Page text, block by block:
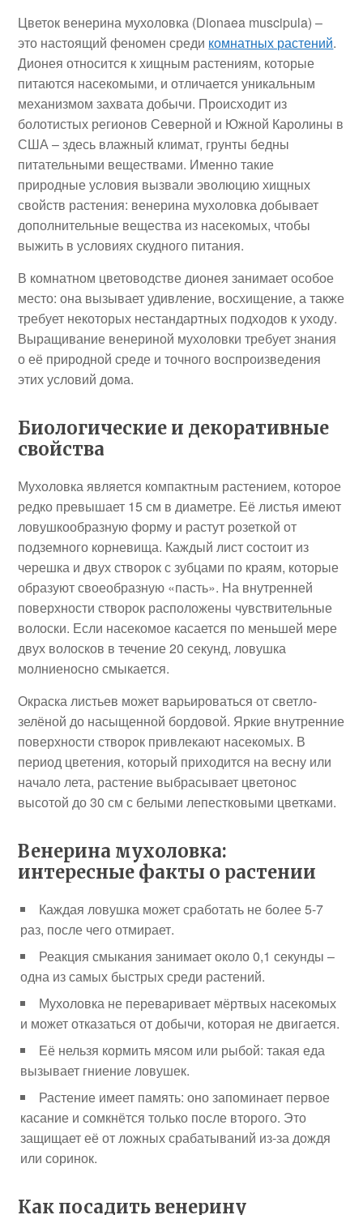
Цветок венерина мухоловка (Dionaea muscipula) –
это настоящий феномен среди комнатных растений.
Дионея относится к хищным растениям, которые
питаются насекомыми, и отличается уникальным
механизмом захвата добычи. Происходит из
болотистых регионов Северной и Южной Каролины в
США – здесь влажный климат, грунты бедны
питательными веществами. Именно такие
природные условия вызвали эволюцию хищных
свойств растения: венерина мухоловка добывает
дополнительные вещества из насекомых, чтобы
выжить в условиях скудного питания.
В комнатном цветоводстве дионея занимает особое
место: она вызывает удивление, восхищение, а также
требует некоторых нестандартных подходов к уходу.
Выращивание венериной мухоловки требует знания
о её природной среде и точного воспроизведения
этих условий дома.
Биологические и декоративные
свойства
Мухоловка является компактным растением, которое
редко превышает 15 см в диаметре. Её листья имеют
ловушкообразную форму и растут розеткой от
подземного корневища. Каждый лист состоит из
черешка и двух створок с зубцами по краям, которые
образуют своеобразную «пасть». На внутренней
поверхности створок расположены чувствительные
волоски. Если насекомое касается по меньшей мере
двух волосков в течение 20 секунд, ловушка
молниеносно смыкается.
Окраска листьев может варьироваться от светло-
зелёной до насыщенной бордовой. Яркие внутренние
поверхности створок привлекают насекомых. В
период цветения, который приходится на весну или
начало лета, растение выбрасывает цветонос
высотой до 30 см с белыми лепестковыми цветками.
Венерина мухоловка:
интересные факты о растении
Каждая ловушка может сработать не более 5-7
раз, после чего отмирает.
Реакция смыкания занимает около 0,1 секунды –
одна из самых быстрых среди растений.
Мухоловка не переваривает мёртвых насекомых
и может отказаться от добычи, которая не двигается.
Её нельзя кормить мясом или рыбой: такая еда
вызывает гниение ловушек.
Растение имеет память: оно запоминает первое
касание и сомкнётся только после второго. Это
защищает её от ложных срабатываний из-за дождя
или соринок.
Как посадить венерину